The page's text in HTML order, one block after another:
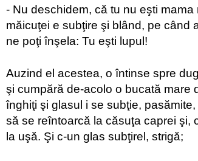
- Nu deschidem, că tu nu eşti mama
măicuţei e subţire şi blând, pe când
ne poţi înşela: Tu eşti lupul!
Auzind el acestea, o întinse spre
şi cumpără de-acolo o bucată mare
înghiţi şi glasul i se subţie,
să se reîntoarcă la căsuţa caprei şi,
la uşă. Şi c-un glas subţirel, strigă;